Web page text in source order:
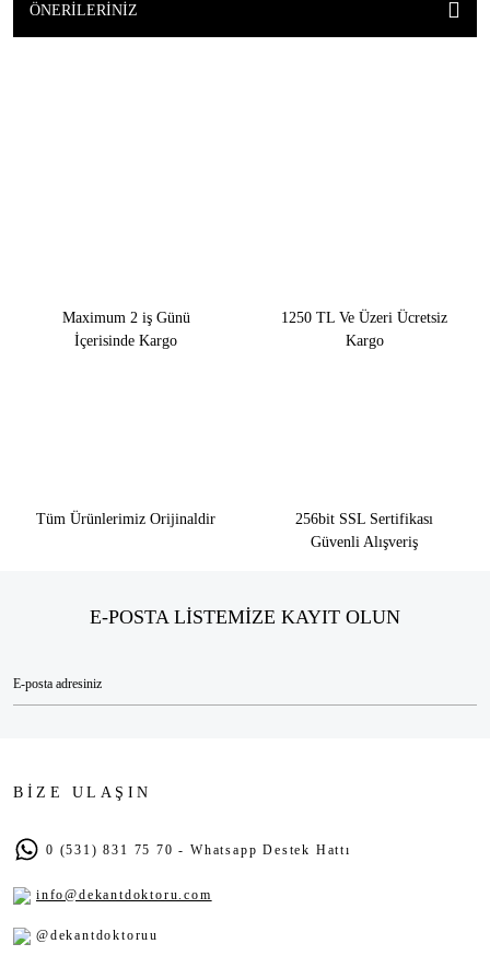
ÖNERILERINIZ
Maximum 2 iş Günü
İçerisinde Kargo
1250 TL Ve Üzeri Ücretsiz
Kargo
Tüm Ürünlerimiz Orijinaldir
256bit SSL Sertifikası
Güvenli Alışveriş
E-POSTA LİSTEMİZE KAYIT OLUN
BİZE ULAŞIN
0 (531) 831 75 70 - Whatsapp Destek Hattı
info@dekantdoktoru.com
@dekantdoktoruu